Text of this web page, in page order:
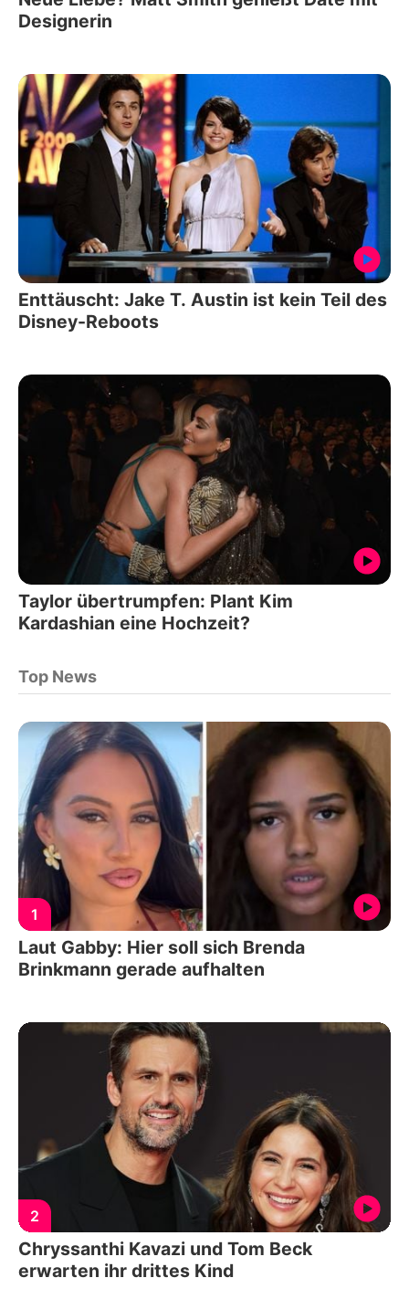
Designerin
Enttäuscht: Jake T. Austin ist kein Teil des
Disney-Reboots
Taylor übertrumpfen: Plant Kim
Kardashian eine Hochzeit?
Top News
1
Laut Gabby: Hier soll sich Brenda
Brinkmann gerade aufhalten
2
Chryssanthi Kavazi und Tom Beck
erwarten ihr drittes Kind